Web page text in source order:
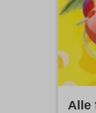
Alle